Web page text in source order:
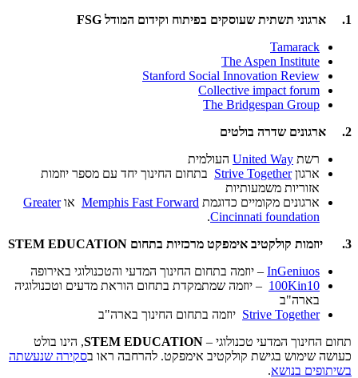
1. ארגוני תשתית שעוסקים בפיתוח וקידום המודל FSG
Tamarack
The Aspen Institute
Stanford Social Innovation Review
Collective impact forum
The Bridgespan Group
2. ארגונים שדרה בולטים
רשת United Way העולמית
ארגוןStrive Together בתחום החינוך יחד עם מספר יוזמות
אזוריות משמעותיות
ארגונים מקומיים כדוגמת Memphis Fast Forward אוGreater
Cincinnati foundation
.
3. יוזמות קולקטיב אימפקט מרכזיות בתחום STEM EDUCATION
InGeniuos – יוזמה בתחום החינוך המדעי והטכנולוגי באירופה
100Kin10 – יוזמה שמתמקדת בתחום הוראת מדעים וטכנולוגיה
בארה"ב
Strive Together יוזמה בתחום החינוך בארה"ב
תחום החינוך המדעי טכנולוגי – STEM EDUCATION, הינו בולט
כעושה שימוש בגישת קולקטיב אימפקט. להרחבה ראו בסקירה שנעשתה
בשיתופים בנושא.